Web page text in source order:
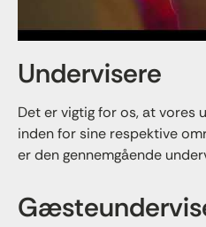
Undervisere
Det er vigtig for os, at vores
inden for sine respektive
er den gennemgående